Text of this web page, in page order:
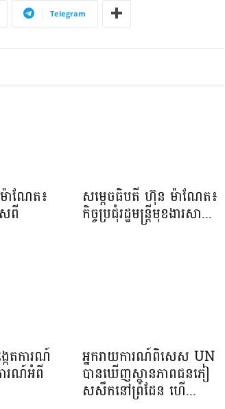
Telegram
ាណែត៖
ពី
សម្ដេចធិបតី ហ៊ុន ម៉ាណែត៖
កិច្ចប្រជុំរដ្ឋមន្ត្រីមុខងារសា...
េតការណ៍
ារណ៍អំពី
អ្នករាយការណ៍ពិសេស UN
បានឃើញស្ថានភាពជនភៀ
សសឹកនៅព្រំដែន ហើ...